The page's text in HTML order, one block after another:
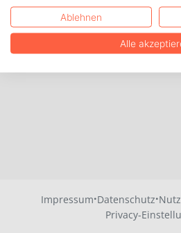
Impressum·Datenschutz·
Privacy-
Ablehnen
Alle